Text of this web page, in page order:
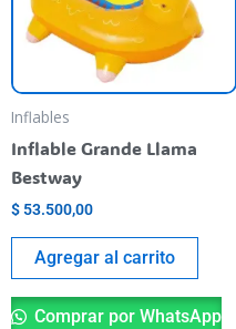
Inflables
Inflable Grande Llama
Bestway
$ 53.500,00
Agregar al carrito
Comprar por WhatsApp